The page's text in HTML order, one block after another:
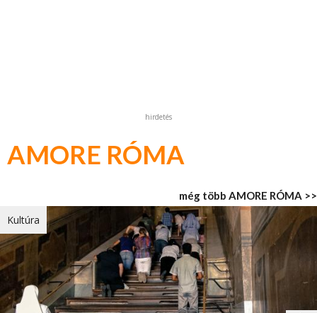
hirdetés
AMORE RÓMA
még több AMORE RÓMA >>
Kultúra